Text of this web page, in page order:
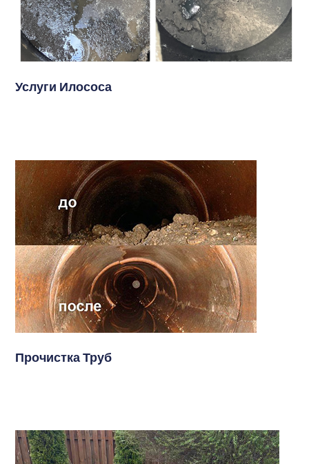
Услуги Илососа
Прочистка Труб